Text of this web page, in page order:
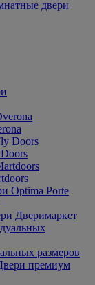
двери
Optima Porte
Дверимаркет
размеров
премиум